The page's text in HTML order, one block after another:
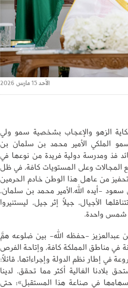
الأحد 15 مارس 2026
الزهو والإعجاب بشخصية سمو ولي
الملكي الأمير محمد بن سلمان بن
فذ ومدرسة دولية فريدة من نوعها في
المجالات وعلى المستويات كافة، في ظل
2030، وبدعم وتحفيز من عاهل هذا الوطن خادم الحرمين
-أيده الله.الأمير محمد بن سلمان،
الأجيال، جيلاً إثر جيل، ليستنيروا
شمس واحدة.
-حفظه الله- بين ضلوعه همَّ
في مناطق المملكة كافة، وإتاحة الفرص
في إطار نظم الدولة وإجراءاتها، قائلاً:
بلادنا الغالية أكثر مما تحقق. لدينا
في صناعة هذا المستقبل»؛ حتى